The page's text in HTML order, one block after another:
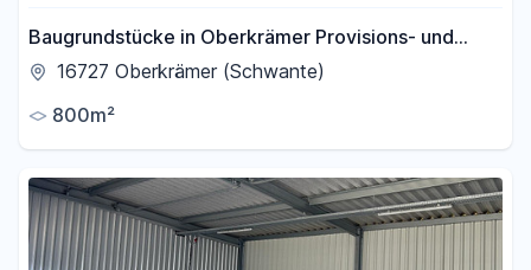
Baugrundstücke in Oberkrämer Provisions- und
bauträgerfrei von privat
16727 Oberkrämer (Schwante)
800m²